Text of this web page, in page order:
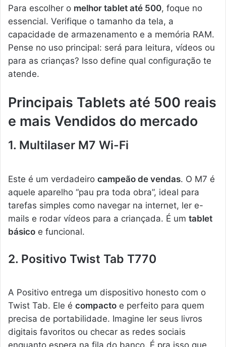
Para escolher o melhor tablet até 500, foque no
essencial. Verifique o tamanho da tela, a
capacidade de armazenamento e a memória RAM.
Pense no uso principal: será para leitura, vídeos ou
para as crianças? Isso define qual configuração te
atende.
Principais Tablets até 500 reais
e mais Vendidos do mercado
1. Multilaser M7 Wi-Fi
Este é um verdadeiro campeão de vendas. O M7 é
aquele aparelho “pau pra toda obra”, ideal para
tarefas simples como navegar na internet, ler e-
mails e rodar vídeos para a criançada. É um tablet
básico e funcional.
2. Positivo Twist Tab T770
A Positivo entrega um dispositivo honesto com o
Twist Tab. Ele é compacto e perfeito para quem
precisa de portabilidade. Imagine ler seus livros
digitais favoritos ou checar as redes sociais